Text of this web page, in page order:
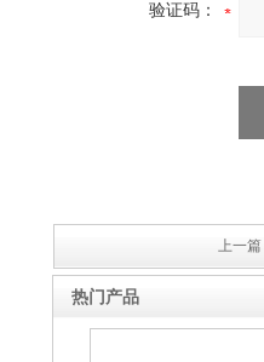
验证码：
上一
热门产品